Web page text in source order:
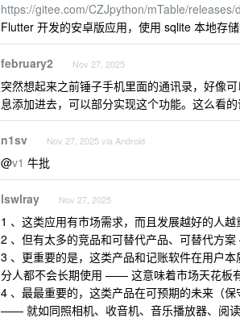
https://gitee.com/CZJpython/mTable/
Flutter 开发的安卓版应用，使用 sqlite 本地存
february2 Nov 27, 2025
突然想起来之前锤子手机里面的通讯录，好像
息添加进去，可以部分实现这个功能。这么看
n1sv Nov 27, 2025 via Android
@v1 牛批
lswlray Nov 27, 2025
1 、这类应用有市场需求，而且发展越好的人越
2 、但有太多的竞品和可替代产品、可替代方
3 、更重要的是，这类产品和记账软件在用户
分人都不会长期使用 —— 这意味着市场天花板
4 、最最重要的，这类产品在可预期的未来（
—— 就如同照相机、收音机、音乐播放器、阅读